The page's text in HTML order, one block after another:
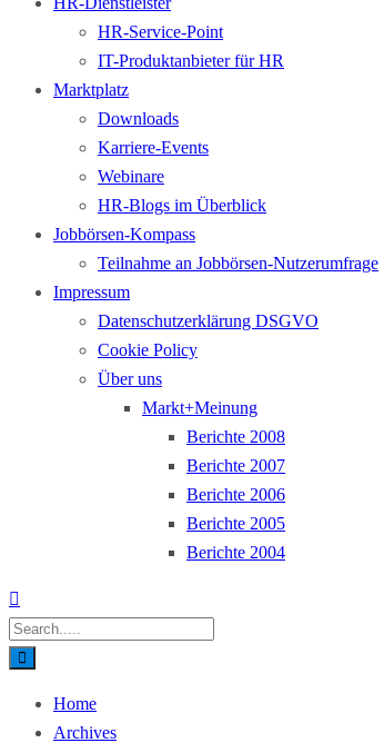
HR-Service-Point
IT-Produktanbieter für HR
Marktplatz
Downloads
Karriere-Events
Webinare
HR-Blogs im Überblick
Jobbörsen-Kompass
Teilnahme an Jobbörsen-Nutzerumfrage
Impressum
Datenschutzerklärung DSGVO
Cookie Policy
Über uns
Markt+Meinung
Berichte 2008
Berichte 2007
Berichte 2006
Berichte 2005
Berichte 2004
Home
Archives